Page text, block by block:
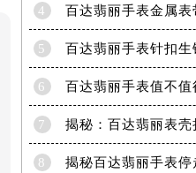
4
5
6
7
8